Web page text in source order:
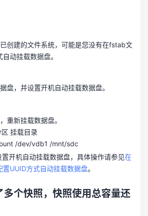
创建的文件系统，可能是您没有在fstab文
动挂载数据盘。
盘，并设置开机自动挂载数据盘。
重新挂载数据盘。
挂载目录
/dev/vdb1 /mnt/sdc
开机自动挂载数据盘，具体操作请参见在
UUID方式自动挂载数据盘。
多个快照，快照使用总容量还